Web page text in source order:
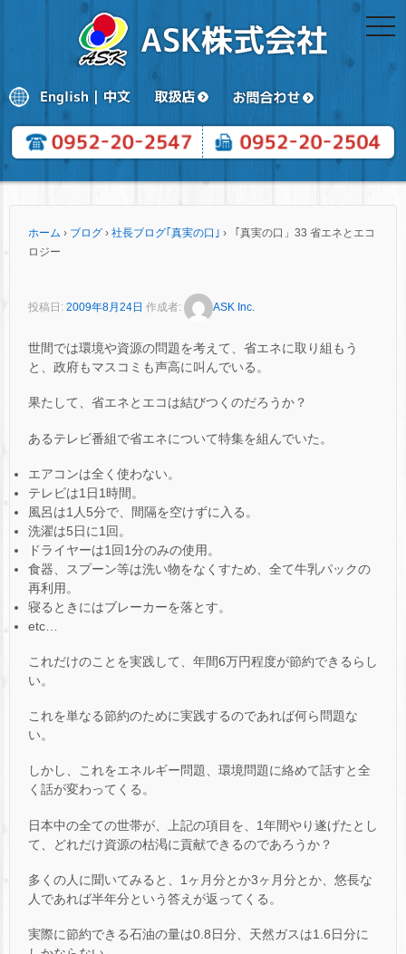
ホーム › ブログ › 社長ブログ｢真実の口｣ ›
「真実の口」33 省エネとエコ
ロジー
投稿日: 2009年8月24日 作成者: ASK Inc.
世間では環境や資源の問題を考えて、省エネに取り組もう
と、政府もマスコミも声高に叫んでいる。
果たして、省エネとエコは結びつくのだろうか？
あるテレビ番組で省エネについて特集を組んでいた。
エアコンは全く使わない。
テレビは1日1時間。
風呂は1人5分で、間隔を空けずに入る。
洗濯は5日に1回。
ドライヤーは1回1分のみの使用。
食器、スプーン等は洗い物をなくすため、全て牛乳パックの
再利用。
寝るときにはブレーカーを落とす。
etc…
これだけのことを実践して、年間6万円程度が節約できるらし
い。
これを単なる節約のために実践するのであれば何ら問題な
い。
しかし、これをエネルギー問題、環境問題に絡めて話すと全
く話が変わってくる。
日本中の全ての世帯が、上記の項目を、1年間やり遂げたとし
て、どれだけ資源の枯渇に貢献できるのであろうか？
多くの人に聞いてみると、1ヶ月分とか3ヶ月分とか、悠長な
人であれば半年分という答えが返ってくる。
実際に節約できる石油の量は0.8日分、天然ガスは1.6日分に